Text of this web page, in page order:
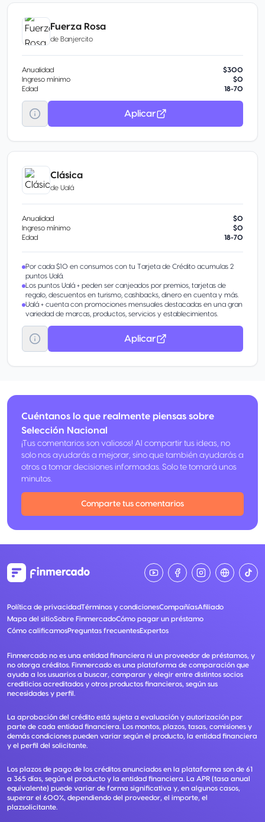
hasta $10,000 USD por evento y hasta $20,000 USD por cuenta
Garantía extendida: Paga el 100% del costo de tus compras con la
Tarjeta de Crédito Singular by Scotiabank Infinite y recibe hasta
$5,000 USD por evento y $25,000 USD por cuenta en un periodo
garantías de hasta 3 años.
Visa Luxury Hotel Collection
Transporte al Aeropuerto
Fuerza Rosa
de Banjercito
Anualidad
$300
Ingreso mínimo
$0
Edad
18-70
Aplicar
Clásica
de Ualá
Anualidad
$0
Ingreso mínimo
$0
Edad
18-70
Por cada $10 en consumos con tu Tarjeta de Crédito acumulas 2
puntos Ualá.
Los puntos Ualá + peden ser canjeados por premios, tarjetas de
regalo, descuentos en turismo, cashbacks, dinero en cuenta y más.
Ualá + cuenta con promociones mensuales destacadas en una gran
variedad de marcas, productos, servicios y establecimientos.
Aplicar
Cuéntanos lo que realmente piensas sobre
Selección Nacional
¡Tus comentarios son valiosos! Al compartir tus ideas, no
solo nos ayudarás a mejorar, sino que también ayudarás a
otros a tomar decisiones informadas. Solo te tomará unos
minutos.
Comparte tus comentarios
Política de privacidadTérminos y condicionesCompañíasAfiliado
Mapa del sitioSobre FinmercadoCómo pagar un préstamo
Cómo calificamosPreguntas frecuentesExpertos
Finmercado no es una entidad financiera ni un proveedor de préstamos, y
no otorga créditos. Finmercado es una plataforma de comparación que
ayuda a los usuarios a buscar, comparar y elegir entre distintos socios
crediticios acreditados y otros productos financieros, según sus
necesidades y perfil.
La aprobación del crédito está sujeta a evaluación y autorización por
parte de cada entidad financiera. Los montos, plazos, tasas, comisiones y
demás condiciones pueden variar según el producto, la entidad financiera
y el perfil del solicitante.
Los plazos de pago de los créditos anunciados en la plataforma son de 61
a 365 días, según el producto y la entidad financiera. La APR (tasa anual
equivalente) puede variar de forma significativa y, en algunos casos,
superar el 600%, dependiendo del proveedor, el importe, el
plazsolicitante.